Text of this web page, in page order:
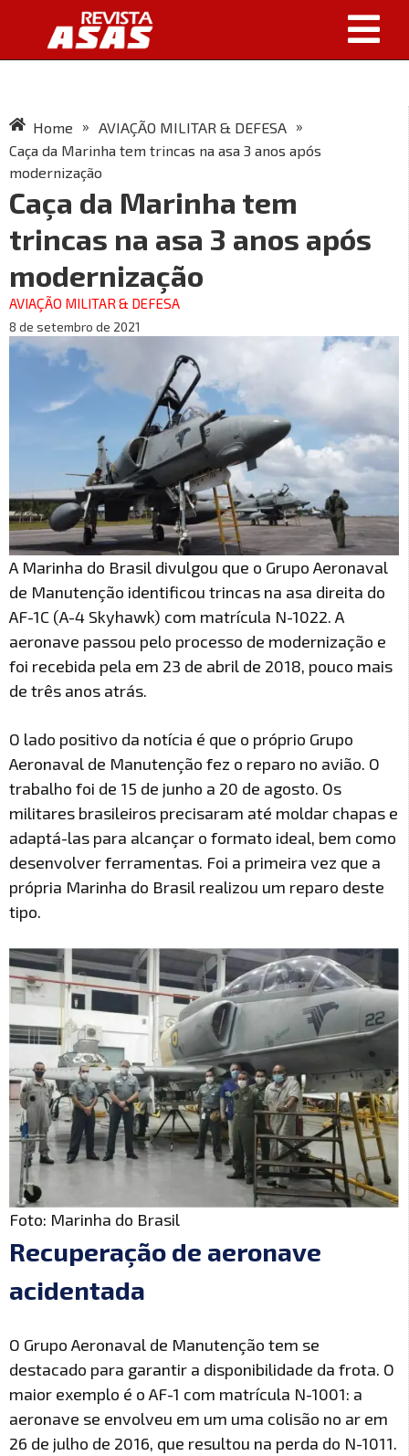
Home » AVIAÇÃO MILITAR & DEFESA »
Caça da Marinha tem trincas na asa 3 anos após
modernização
Caça da Marinha tem
trincas na asa 3 anos após
modernização
AVIAÇÃO MILITAR & DEFESA
8 de setembro de 2021
A Marinha do Brasil divulgou que o Grupo Aeronaval
de Manutenção identificou trincas na asa direita do
AF-1C (A-4 Skyhawk) com matrícula N-1022. A
aeronave passou pelo processo de modernização e
foi recebida pela em 23 de abril de 2018, pouco mais
de três anos atrás.
O lado positivo da notícia é que o próprio Grupo
Aeronaval de Manutenção fez o reparo no avião. O
trabalho foi de 15 de junho a 20 de agosto. Os
militares brasileiros precisaram até moldar chapas e
adaptá-las para alcançar o formato ideal, bem como
desenvolver ferramentas. Foi a primeira vez que a
própria Marinha do Brasil realizou um reparo deste
tipo.
Foto: Marinha do Brasil
Recuperação de aeronave
acidentada
O Grupo Aeronaval de Manutenção tem se
destacado para garantir a disponibilidade da frota. O
maior exemplo é o AF-1 com matrícula N-1001: a
aeronave se envolveu em um uma colisão no ar em
26 de julho de 2016, que resultou na perda do N-1011.